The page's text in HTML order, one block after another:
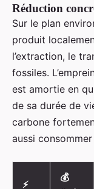
Réduction
Sur le plan
produit
l’extraction, le
fossiles.
est amortie en
de sa durée de
carbone
aussi
⚡
💰